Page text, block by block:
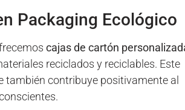
Packaging Ecológico
cajas de cartón
reciclados y reciclables. Este
también contribuye positivamente al